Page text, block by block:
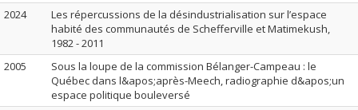
2024
Les répercussions de la désindustrialisation sur l’espace
habité des communautés de Schefferville et Matimekush,
1982 - 2011
2005
Sous la loupe de la commission Bélanger-Campeau : le
Québec dans l&apos;après-Meech, radiographie d&apos;un
espace politique bouleversé